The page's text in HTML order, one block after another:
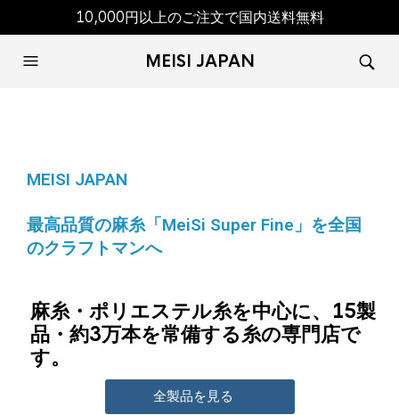
10,000円以上のご注文で国内送料無料
MEISI JAPAN
MEISI JAPAN
最高品質の麻糸「MeiSi Super Fine」を全国
のクラフトマンへ
麻糸・ポリエステル糸を中心に、15製
品・約3万本を常備する糸の専門店で
す。
全製品を見る